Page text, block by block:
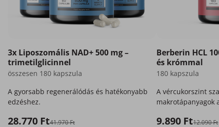
3x Liposzomális NAD+ 500 mg –
trimetilglicinnel
összesen 180 kapszula
A gyorsabb regenerálódás és hatékonyabb
edzéshez.
28.770 Ft41.970 Ft
Berberin HCL
és krómmal
180 kapszula
A vércukorszint
makrotápanyagok
9.890 Ft12.090 Ft